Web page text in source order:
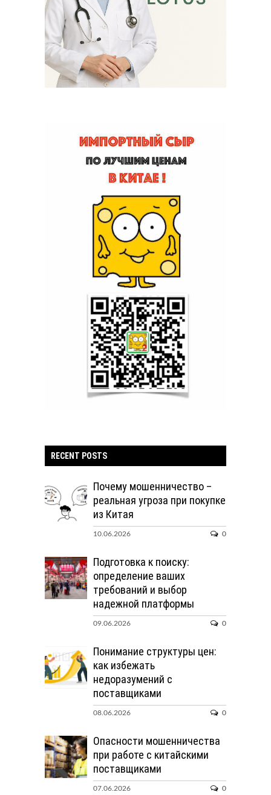
RECENT POSTS
Почему мошенничество –
реальная угроза при покупке
из Китая
10.06.2026 0
Подготовка к поиску:
определение ваших
требований и выбор
надежной платформы
09.06.2026 0
Понимание структуры цен:
как избежать
недоразумений с
поставщиками
08.06.2026 0
Опасности мошенничества
при работе с китайскими
поставщиками
07.06.2026 0